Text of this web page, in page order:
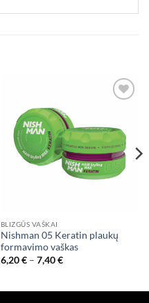
BLIZGŪS VAŠKAI
Nishman 05 Keratin plaukų
formavimo vaškas
6,20€ – 7,40€Price